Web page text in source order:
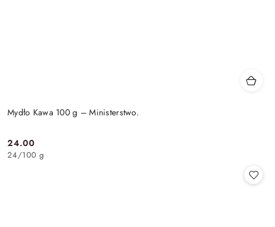
Mydło Kawa 100 g – Ministerstwo.
Cena:
24.00
24/100 g